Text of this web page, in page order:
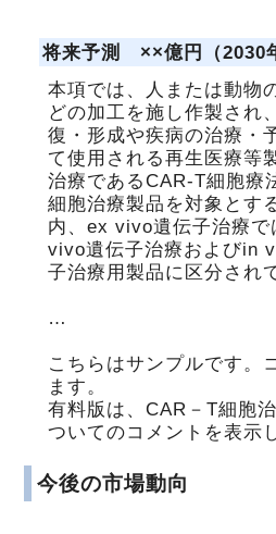
将来予測 ××億円（2030
本項では、人または動物
どの加工を施し作製され
復・形成や疾病の治療・
て使用される再生医療等
治療であるCAR-T細胞療
細胞治療製品を対象とす
内、ex vivo遺伝子治療
vivo遺伝子治療およびin
子治療用製品に区分され
…
こちらはサンプルです。
ます。
有料版は、CAR－T細胞
ついてのコメントを表示
今後の市場動向